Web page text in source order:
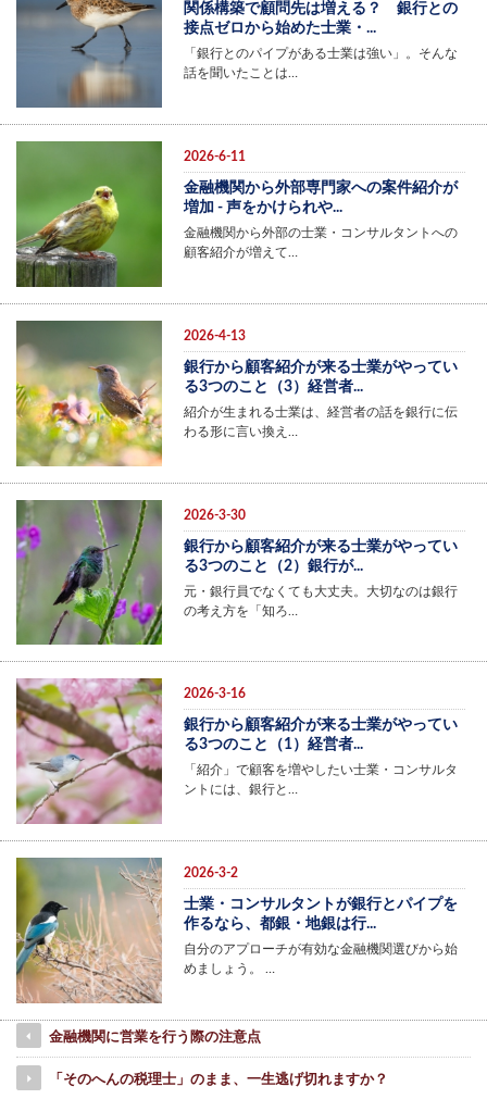
関係構築で顧問先は増える？ 銀行との
接点ゼロから始めた士業・...
「銀行とのパイプがある士業は強い」。そんな
話を聞いたことは…
2026-6-11
金融機関から外部専門家への案件紹介が
増加 - 声をかけられや...
金融機関から外部の士業・コンサルタントへの
顧客紹介が増えて…
2026-4-13
銀行から顧客紹介が来る士業がやってい
る3つのこと（3）経営者...
紹介が生まれる士業は、経営者の話を銀行に伝
わる形に言い換え…
2026-3-30
銀行から顧客紹介が来る士業がやってい
る3つのこと（2）銀行が...
元・銀行員でなくても大丈夫。大切なのは銀行
の考え方を「知ろ…
2026-3-16
銀行から顧客紹介が来る士業がやってい
る3つのこと（1）経営者...
「紹介」で顧客を増やしたい士業・コンサルタ
ントには、銀行と…
2026-3-2
士業・コンサルタントが銀行とパイプを
作るなら、都銀・地銀は行...
自分のアプローチが有効な金融機関選びから始
めましょう。 …
金融機関に営業を行う際の注意点
「そのへんの税理士」のまま、一生逃げ切れますか？